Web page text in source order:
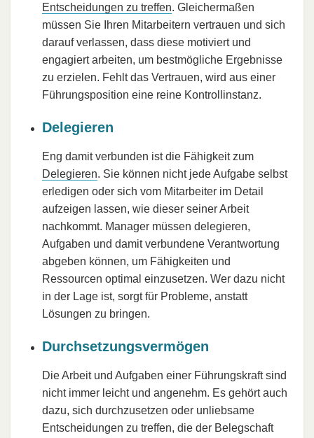
Entscheidungen zu treffen. Gleichermaßen
müssen Sie Ihren Mitarbeitern vertrauen und sich
darauf verlassen, dass diese motiviert und
engagiert arbeiten, um bestmögliche Ergebnisse
zu erzielen. Fehlt das Vertrauen, wird aus einer
Führungsposition eine reine Kontrollinstanz.
Delegieren
Eng damit verbunden ist die Fähigkeit zum
Delegieren. Sie können nicht jede Aufgabe selbst
erledigen oder sich vom Mitarbeiter im Detail
aufzeigen lassen, wie dieser seiner Arbeit
nachkommt. Manager müssen delegieren,
Aufgaben und damit verbundene Verantwortung
abgeben können, um Fähigkeiten und
Ressourcen optimal einzusetzen. Wer dazu nicht
in der Lage ist, sorgt für Probleme, anstatt
Lösungen zu bringen.
Durchsetzungsvermögen
Die Arbeit und Aufgaben einer Führungskraft sind
nicht immer leicht und angenehm. Es gehört auch
dazu, sich durchzusetzen oder unliebsame
Entscheidungen zu treffen, die der Belegschaft